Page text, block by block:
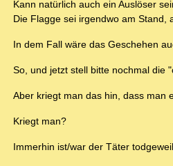
Kann natürlich auch ein Auslöser
Die Flagge sei irgendwo am Stand,
In dem Fall wäre das Geschehen
So, und jetzt stell bitte nochmal die
Aber kriegt man das hin, dass man
Kriegt man?
Immerhin ist/war der Täter